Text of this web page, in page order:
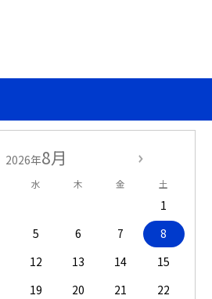
2026年8月
水 木 金 土
1
5 6 7
8
12 13 14
15
19 20 21
22